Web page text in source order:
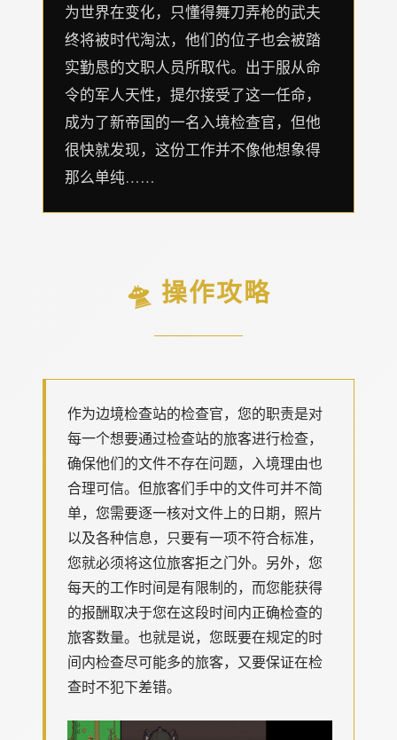
为世界在变化，只懂得舞刀弄枪的武夫
终将被时代淘汰，他们的位子也会被踏
实勤恳的文职人员所取代。出于服从命
令的军人天性，提尔接受了这一任命，
成为了新帝国的一名入境检查官，但他
很快就发现，这份工作并不像他想象得
那么单纯……
🛸 操作攻略
作为边境检查站的检查官，您的职责是对
每一个想要通过检查站的旅客进行检查，
确保他们的文件不存在问题，入境理由也
合理可信。但旅客们手中的文件可并不简
单，您需要逐一核对文件上的日期，照片
以及各种信息，只要有一项不符合标准，
您就必须将这位旅客拒之门外。另外，您
每天的工作时间是有限制的，而您能获得
的报酬取决于您在这段时间内正确检查的
旅客数量。也就是说，您既要在规定的时
间内检查尽可能多的旅客，又要保证在检
查时不犯下差错。